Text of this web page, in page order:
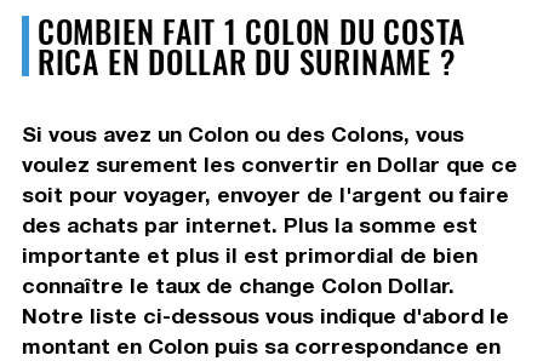
COMBIEN FAIT 1 COLON DU COSTA
RICA EN DOLLAR DU SURINAME ?
Si vous avez un Colon ou des Colons, vous
voulez surement les convertir en Dollar que ce
soit pour voyager, envoyer de l'argent ou faire
des achats par internet. Plus la somme est
importante et plus il est primordial de bien
connaître le taux de change Colon Dollar.
Notre liste ci-dessous vous indique d'abord le
montant en Colon puis sa correspondance en